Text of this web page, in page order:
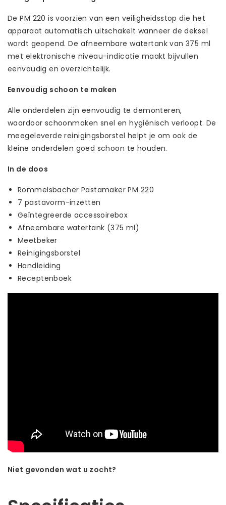
De PM 220 is voorzien van een veiligheidsstop die het
apparaat automatisch uitschakelt wanneer de deksel
wordt geopend. De afneembare watertank van 375 ml
met elektronische niveau-indicatie maakt bijvullen
eenvoudig en overzichtelijk.
Eenvoudig schoon te maken
Alle onderdelen zijn eenvoudig te demonteren,
waardoor schoonmaken snel en hygiënisch verloopt. De
meegeleverde reinigingsborstel helpt je om ook de
kleine onderdelen goed schoon te houden.
In de doos
Rommelsbacher Pastamaker PM 220
7 pastavorm-inzetten
Geïntegreerde accessoirebox
Afneembare watertank (375 ml)
Meetbeker
Reinigingsborstel
Handleiding
Receptenboek
Niet gevonden wat u zocht?